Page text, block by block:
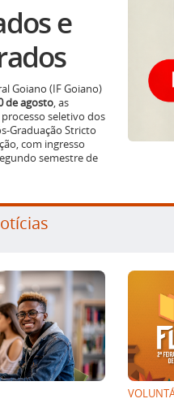
e
Goiano (IF Goiano)
de agosto, as
seletivo dos
Graduação Stricto
com ingresso
semestre de